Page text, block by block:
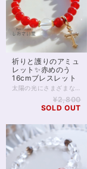
祈りと護りのアミュ
レット✨赤めのう
16cmブレスレット
¥2,800
SOLD OUT